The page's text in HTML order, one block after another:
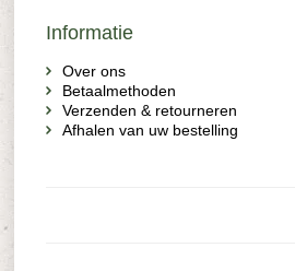
Informatie
Over ons
Betaalmethoden
Verzenden & retourneren
Afhalen van uw bestelling